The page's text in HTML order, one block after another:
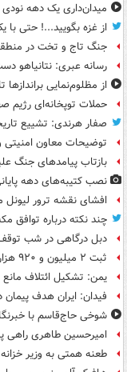
میدان‌داری یک دهه نودی
از غزه بگویید...! حتی با
جنگ تاج و تخت در
رسانه عبری: نتانیاهو
از مظلوم‌نمایی
حملات توپخانه‌ای رژیم
صفار هرندی: تشییع
توضیحات معاون امنیتی
بازتاب پیامدهای جنگ
نصب کتیبه‌های دهه
افشای نقشه ترور لیونل
چند نکته درباره توافق
دبل درگاهی در شب توقف
ثبت ۲ میلیون و ۹۲۰ هزار تردد در مرز مهران طی ایام اربعین
یمن: تشکیل ائتلاف
فیدان: ایران هدف
شوخی حاج‌قاسم با
امیرحسین طاهری راهی
طعنه همتی به وزیر خزانه